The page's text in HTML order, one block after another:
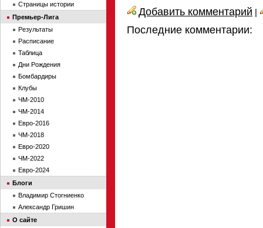
Добавить комментарий |
Последние комментарии:
Страницы истории
Премьер-Лига
Результаты
Расписание
Таблица
Дни Рождения
Бомбардиры
Клубы
ЧМ-2010
ЧМ-2014
Евро-2016
ЧМ-2018
Евро-2020
ЧМ-2022
Евро-2024
Блоги
Владимир Стогниенко
Александр Гришин
О сайте